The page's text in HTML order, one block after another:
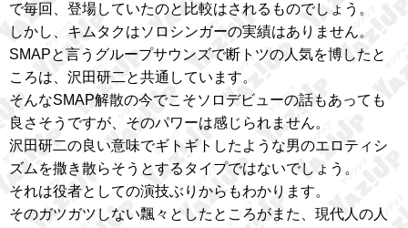
で毎回、登場していたのと比較はされるものでしょう。
しかし、キムタクはソロシンガーの実績はありません。
SMAPと言うグループサウンズで断トツの人気を博したと
ころは、沢田研二と共通しています。
そんなSMAP解散の今でこそソロデビューの話もあっても
良さそうですが、そのパワーは感じられません。
沢田研二の良い意味でギトギトしたような男のエロティシ
ズムを撒き散らそうとするタイプではないでしょう。
それは役者としての演技ぶりからもわかります。
そのガツガツしない飄々としたところがまた、現代人の人